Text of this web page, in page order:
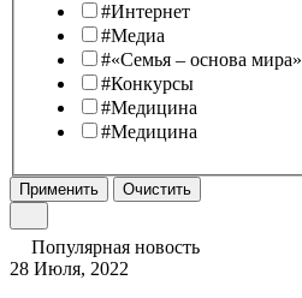
#Интернет
#Медиа
#«Семья – основа мира»
#Конкурсы
#Медицина
#Медицина
Применить Очистить
Популярная новость
28 Июля, 2022